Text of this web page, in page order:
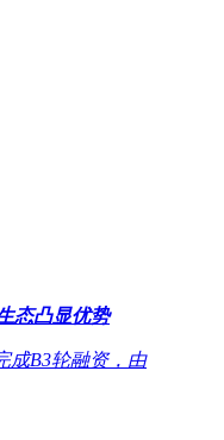
态凸显优势
成B3轮融资，由